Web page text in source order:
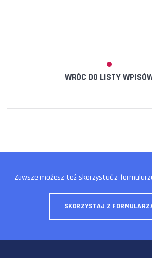
WRÓC DO LISTY
Zawsze możesz też skorzystać z
SKORZYSTAJ Z